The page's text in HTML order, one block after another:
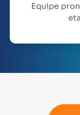
Equipe